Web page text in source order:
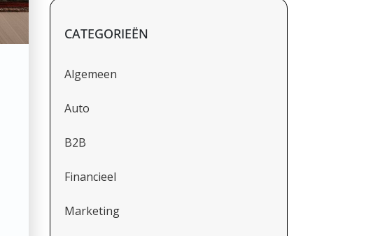
CATEGORIEËN
Algemeen
Auto
B2B
Financieel
Marketing